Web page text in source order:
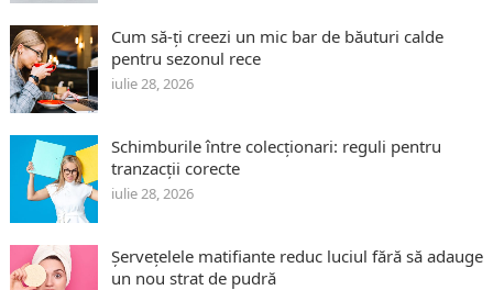
Cum să-ți creezi un mic bar de băuturi calde
pentru sezonul rece
iulie 28, 2026
Schimburile între colecționari: reguli pentru
tranzacții corecte
iulie 28, 2026
Șervețelele matifiante reduc luciul fără să adauge
un nou strat de pudră